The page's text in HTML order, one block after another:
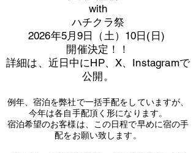
with
​ハチクラ祭
2026年5月9日（土）10日(日)
​開催決定！！
詳細は、近日中にHP、X、Instagramで
公開。
例年、宿泊を弊社で一括手配をしていますが、
今年は各自手配頂く形になります。
​宿泊希望のお客様は、この日程で早めに宿の手
配をお願い致します。